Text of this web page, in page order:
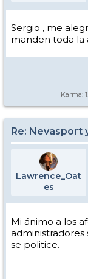
Sergio , me
manden toda la
Karma:
Re: Nevasport
Lawrence_Oat
es
Mi ánimo a los
se politice.